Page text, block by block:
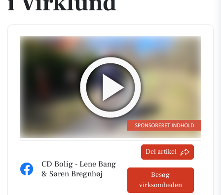
CD Bolig - Lene Bang
& Søren Bregnhøj
Del artikel
Besøg
virksomheden